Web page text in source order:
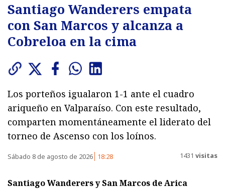
Santiago Wanderers empata
con San Marcos y alcanza a
Cobreloa en la cima
Los porteños igualaron 1-1 ante el cuadro
ariqueño en Valparaíso. Con este resultado,
comparten momentáneamente el liderato del
torneo de Ascenso con los loínos.
Sábado 8 de agosto de 2026 18:28 1431 visitas
Santiago Wanderers y San Marcos de Arica